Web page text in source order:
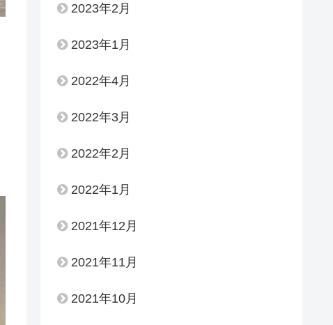
2023年2月
2023年1月
2022年4月
2022年3月
2022年2月
2022年1月
2021年12月
2021年11月
2021年10月